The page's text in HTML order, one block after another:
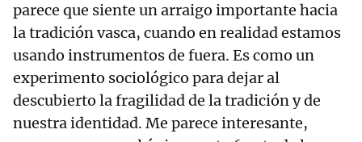
parece que siente un arraigo importante hacia
la tradición vasca, cuando en realidad estamos
usando instrumentos de fuera. Es como un
experimento sociológico para dejar al
descubierto la fragilidad de la tradición y de
nuestra identidad. Me parece interesante,